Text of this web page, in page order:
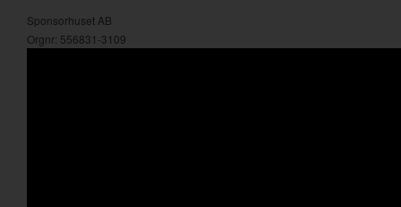
Sponsorhuset AB
Orgnr: 556831-3109